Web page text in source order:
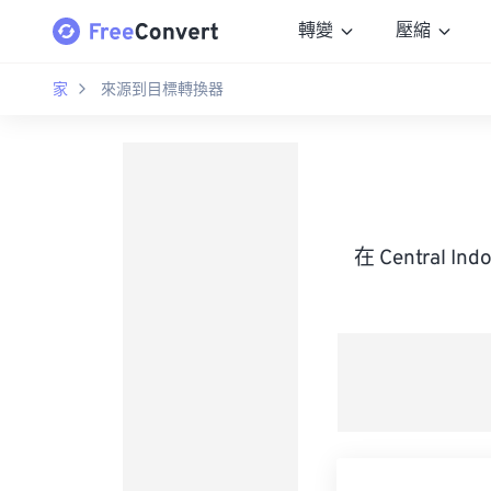
轉變 壓縮
家 來源到目標轉換器
在 Central